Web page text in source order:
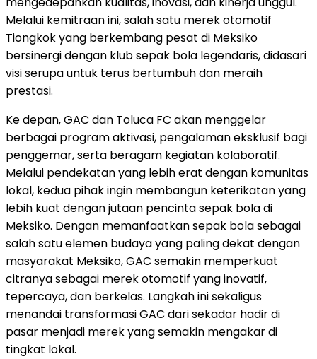
Melalui kemitraan ini, salah satu merek otomotif
Tiongkok yang berkembang pesat di Meksiko
bersinergi dengan klub sepak bola legendaris, didasari
visi serupa untuk terus bertumbuh dan meraih
prestasi.
Ke depan, GAC dan Toluca FC akan menggelar
berbagai program aktivasi, pengalaman eksklusif bagi
penggemar, serta beragam kegiatan kolaboratif.
Melalui pendekatan yang lebih erat dengan komunitas
lokal, kedua pihak ingin membangun keterikatan yang
lebih kuat dengan jutaan pencinta sepak bola di
Meksiko. Dengan memanfaatkan sepak bola sebagai
salah satu elemen budaya yang paling dekat dengan
masyarakat Meksiko, GAC semakin memperkuat
citranya sebagai merek otomotif yang inovatif,
tepercaya, dan berkelas. Langkah ini sekaligus
menandai transformasi GAC dari sekadar hadir di
pasar menjadi merek yang semakin mengakar di
tingkat lokal.